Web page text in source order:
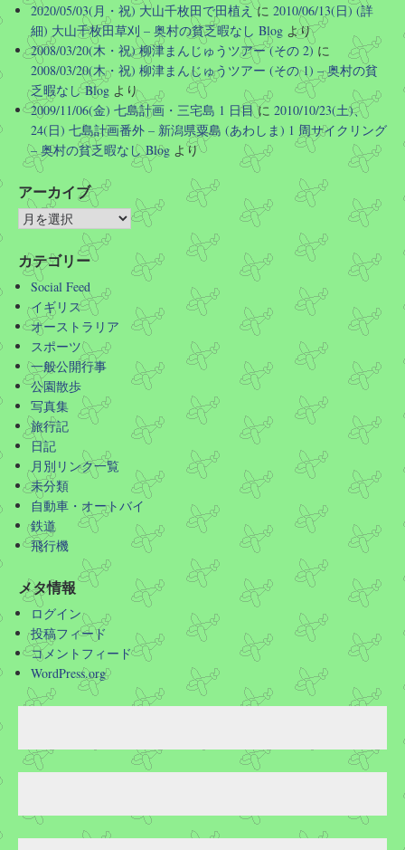
2020/05/03(月・祝) 大山千枚田で田植えに 2010/06/13(日) (詳
細) 大山千枚田草刈 – 奥村の貧乏暇なし Blog より
2008/03/20(木・祝) 柳津まんじゅうツアー (その 2) に
2008/03/20(木・祝) 柳津まんじゅうツアー (その 1) – 奥村の貧
乏暇なし Blog より
2009/11/06(金) 七島計画・三宅島 1 日目に 2010/10/23(土)、
24(日) 七島計画番外 – 新潟県粟島 (あわしま) 1 周サイクリング
– 奥村の貧乏暇なし Blog より
アーカイブ
カテゴリー
Social Feed
イギリス
オーストラリア
スポーツ
一般公開行事
公園散歩
写真集
旅行記
日記
月別リンク一覧
未分類
自動車・オートバイ
鉄道
飛行機
メタ情報
ログイン
投稿フィード
コメントフィード
WordPress.org